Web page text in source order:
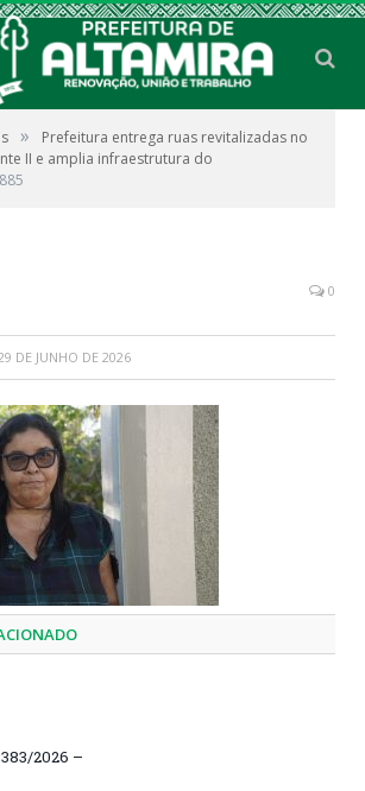
»
Prefeitura entrega ruas revitalizadas no
II e amplia infraestrutura do
0
DE JUNHO DE 2026
2026 –